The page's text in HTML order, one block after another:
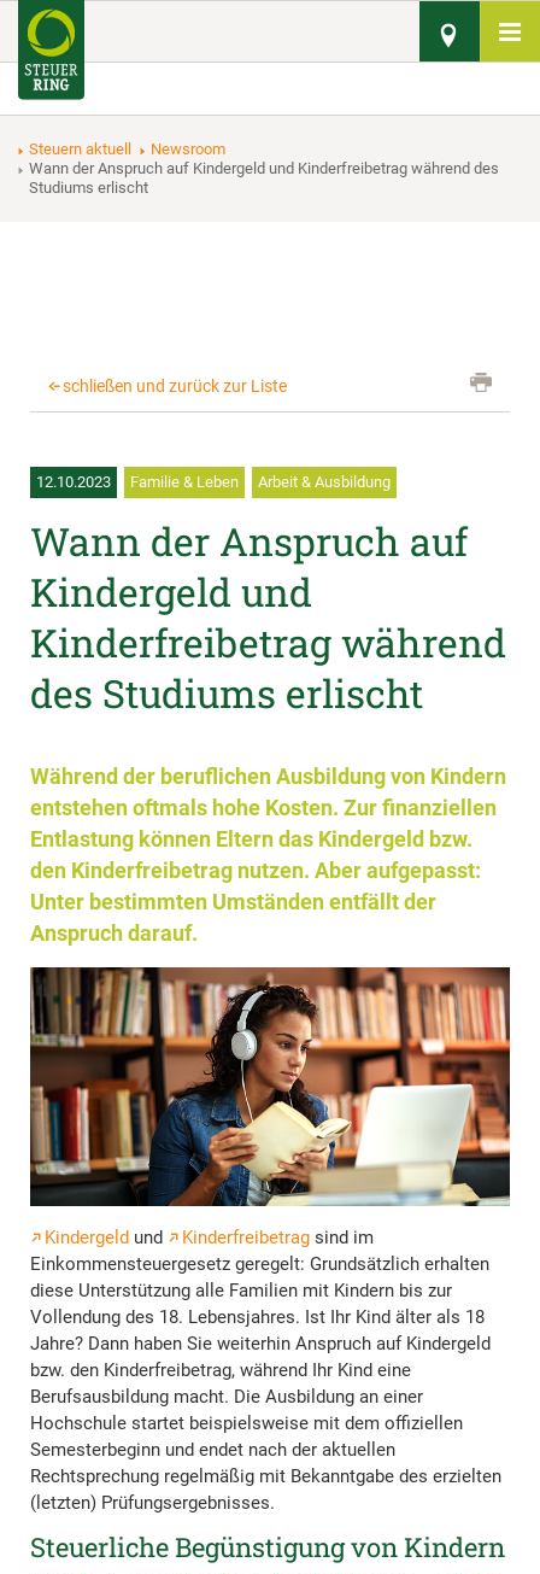
Steuern aktuell
Newsroom
Wann der Anspruch auf Kindergeld und Kinderfreibetrag während des
Studiums erlischt
schließen und zurück zur Liste
12.10.2023 Familie & Leben Arbeit & Ausbildung
Wann der Anspruch auf
Kindergeld und
Kinderfreibetrag während
des Studiums erlischt
Während der beruflichen Ausbildung von Kindern
entstehen oftmals hohe Kosten. Zur finanziellen
Entlastung können Eltern das Kindergeld bzw.
den Kinderfreibetrag nutzen. Aber aufgepasst:
Unter bestimmten Umständen entfällt der
Anspruch darauf.
Kindergeld und Kinderfreibetrag sind im
Einkommensteuergesetz geregelt: Grundsätzlich erhalten
diese Unterstützung alle Familien mit Kindern bis zur
Vollendung des 18. Lebensjahres. Ist Ihr Kind älter als 18
Jahre? Dann haben Sie weiterhin Anspruch auf Kindergeld
bzw. den Kinderfreibetrag, während Ihr Kind eine
Berufsausbildung macht. Die Ausbildung an einer
Hochschule startet beispielsweise mit dem offiziellen
Semesterbeginn und endet nach der aktuellen
Rechtsprechung regelmäßig mit Bekanntgabe des erzielten
(letzten) Prüfungsergebnisses.
Steuerliche Begünstigung von Kindern